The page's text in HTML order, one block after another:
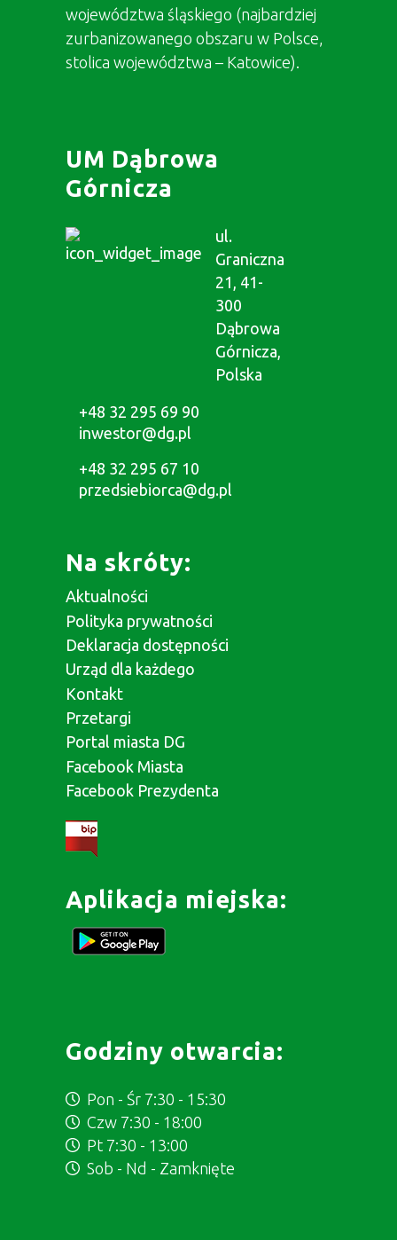
województwa śląskiego (najbardziej
zurbanizowanego obszaru w Polsce,
stolica województwa – Katowice).
UM Dąbrowa
Górnicza
ul.
Graniczna
21, 41-
300
Dąbrowa
Górnicza,
Polska
+48 32 295 69 90
inwestor@dg.pl
+48 32 295 67 10
przedsiebiorca@dg.pl
Na skróty:
Aktualności
Polityka prywatności
Deklaracja dostępności
Urząd dla każdego
Kontakt
Przetargi
Portal miasta DG
Facebook Miasta
Facebook Prezydenta
Aplikacja miejska:
Godziny otwarcia:
Pon - Śr 7:30 - 15:30
Czw 7:30 - 18:00
Pt 7:30 - 13:00
Sob - Nd - Zamknięte